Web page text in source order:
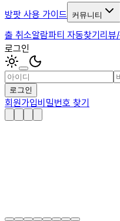
방팟 사용 가이드 커뮤니티
출 취소알람파티 자동찾기리뷰
로그인
로그인
회원가입비밀번호 찾기